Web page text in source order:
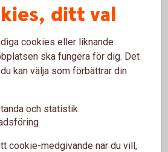
till 97 procent av nominellt belopp.
10 000 kronor så får du tillbaka 9
avkastning. Det innebär att större
belopp även med den nya
att omfattas av ett
återbetalningsskydd gäller
ditt val
cookies eller liknande
ska fungera för dig. Det
kan välja som förbättrar din
och statistik
cookie-medgivande när du vill,